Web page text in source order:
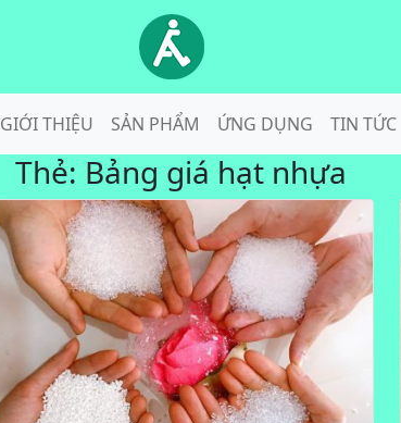
GIỚI THIỆU SẢN PHẨM ỨNG DỤNG TIN TỨC
Thẻ: Bảng giá hạt nhựa